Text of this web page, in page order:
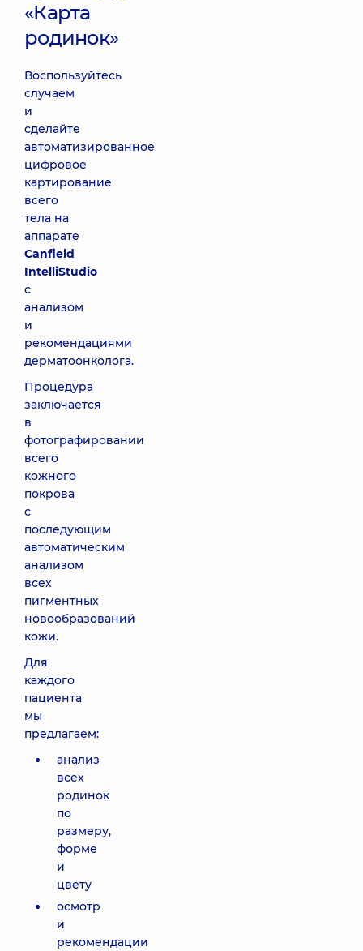
«Карта
родинок»
Воспользуйтесь
случаем
и
сделайте
автоматизированное
цифровое
картирование
всего
тела на
аппарате
Canfield
IntelliStudio
с
анализом
и
рекомендациями
дерматоонколога.
Процедура
заключается
в
фотографировании
всего
кожного
покрова
с
последующим
автоматическим
анализом
всех
пигментных
новообразований
кожи.
Для
каждого
пациента
мы
предлагаем:
анализ
всех
родинок
по
размеру,
форме
и
цвету
осмотр
и
рекомендации